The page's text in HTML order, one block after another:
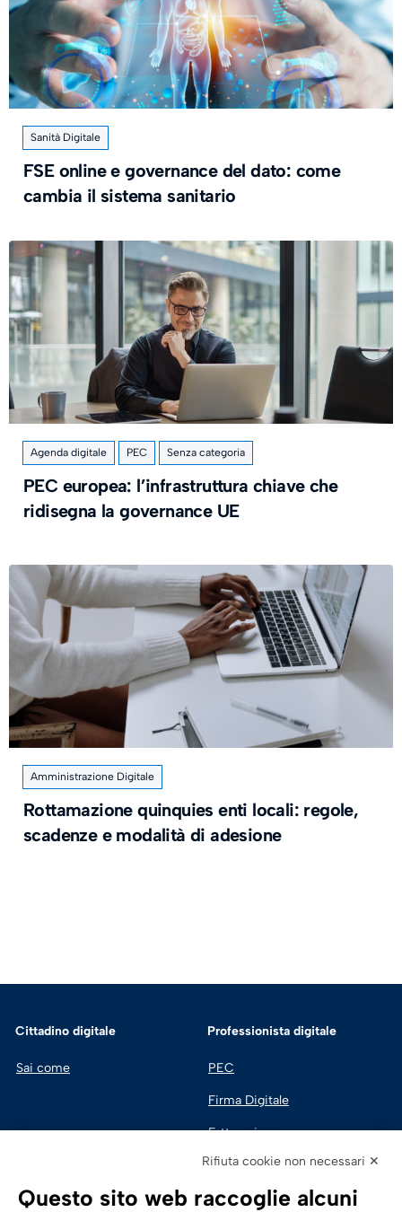
Sanità Digitale
FSE online e governance del dato: come
cambia il sistema sanitario
Agenda digitale PEC Senza categoria
PEC europea: l’infrastruttura chiave che
ridisegna la governance UE
Amministrazione Digitale
Rottamazione quinquies enti locali: regole,
scadenze e modalità di adesione
Cittadino digitale
Sai come
Professionista digitale
PEC
Firma Digitale
Fatturazione
Rifiuta cookie non necessari ✕
Questo sito web raccoglie alcuni